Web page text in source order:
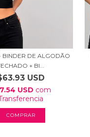
BINDER DE ALGODÃO
+ BI...
USD
USD com
COMPRAR